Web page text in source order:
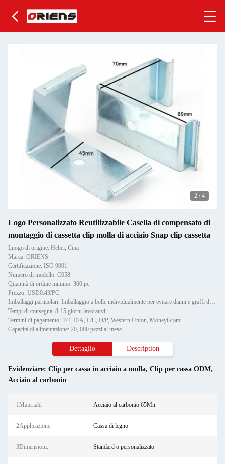
2 / 4
Logo Personalizzato Reutilizzabile Casella di compensato di
montaggio di cassetta clip molla di acciaio Snap clip cassetta
Luogo di origine: Hebei, Cina
Marca: ORIENS
Certificazione: ISO 9001
Numero di modello: C058
Quantità di ordine minimo: 300 pc
Prezzo: USD0.43/PC
Imballaggi particolari: Imballaggio a bolle individualmente per evitare danni e graffi durante il trasporto, poi in cartone
Tempi di consegna: 8-15 giorni lavorativi
Termini di pagamento: T/T, D/A, L/C, D/P, Western Union, MoneyGram
Capacità di alimentazione: 20, 000 pezzi al mese
Dettaglio Description
Evidenziare: Clip per cassa in acciaio a molla, Clip per cassa ODM,
Acciaio al carbonio
1Materiale: Acciaio al carbonio 65Mn
2Applicazione: Cassa di legno
3Dimensioni: Standard o personalizzato